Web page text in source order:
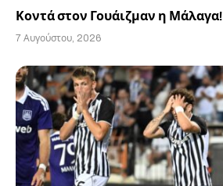
Κοντά στον Γουάιζμαν η Μάλαγα!
7 Αυγούστου, 2026